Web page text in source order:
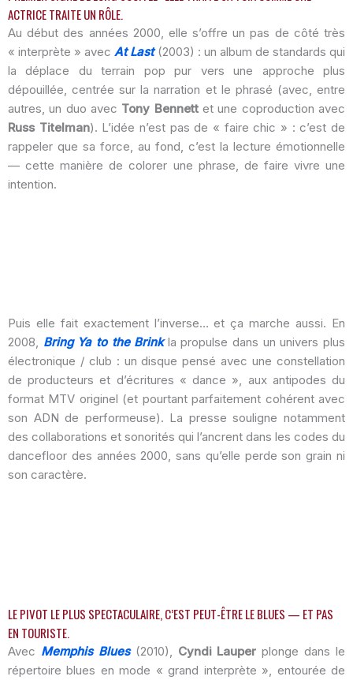
ACTRICE TRAITE UN RÔLE.
Au début des années 2000, elle s’offre un pas de côté très
« interprète » avecAt Last(2003) : un album de standards qui
la déplace du terrain pop pur vers une approche plus
dépouillée, centrée sur la narration et le phrasé (avec, entre
autres, un duo avec Tony Bennettet une coproduction avec
Russ Titelman). L’idée n’est pas de « faire chic » : c’est de
rappeler que sa force, au fond, c’est la lecture émotionnelle
— cette manière de colorer une phrase, de faire vivre une
intention.
Puis elle fait exactement l’inverse… et ça marche aussi. En
2008, Bring Ya to the Brinkla propulse dans un univers plus
électronique / club : un disque pensé avec une constellation
de producteurs et d’écritures « dance », aux antipodes du
format MTV originel (et pourtant parfaitement cohérent avec
son ADN de performeuse). La presse souligne notamment
des collaborations et sonorités qui l’ancrent dans les codes du
dancefloor des années 2000, sans qu’elle perde son grain ni
son caractère.
LE PIVOT LE PLUS SPECTACULAIRE, C’EST PEUT-ÊTRE LE BLUES — ET PAS
EN TOURISTE.
Avec Memphis Blues(2010), Cyndi Lauperplonge dans le
répertoire blues en mode « grand interprète », entourée de